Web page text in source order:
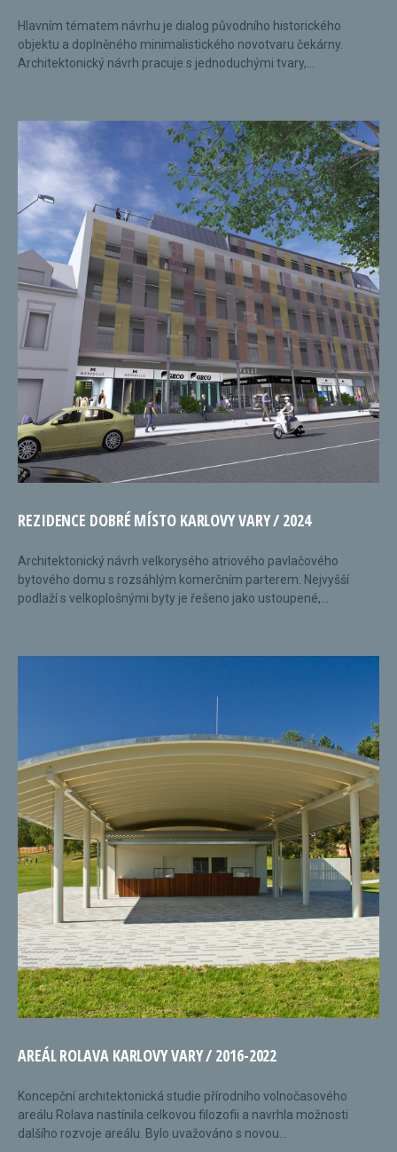
Hlavním tématem návrhu je dialog původního historického
objektu a doplněného minimalistického novotvaru čekárny.
Architektonický návrh pracuje s jednoduchými tvary,...
REZIDENCE DOBRÉ MÍSTO KARLOVY VARY / 2024
Architektonický návrh velkorysého atriového pavlačového
bytového domu s rozsáhlým komerčním parterem. Nejvyšší
podlaží s velkoplošnými byty je řešeno jako ustoupené,...
AREÁL ROLAVA KARLOVY VARY / 2016-2022
Koncepční architektonická studie přírodního volnočasového
areálu Rolava nastínila celkovou filozofii a navrhla možnosti
dalšího rozvoje areálu. Bylo uvažováno s novou...